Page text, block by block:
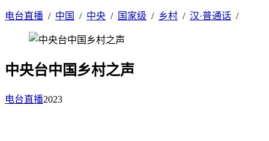
电台直播 / 中国 / 中央 / 国家级 / 乡村 / 汉·普通话 /
中央台中国乡村之声
电台直播2023